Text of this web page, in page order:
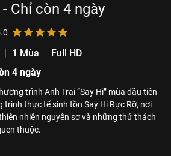
Chỉ còn 4 ngày
1 Mùa
Full HD
4 ngày
trình Anh Trai “Say Hi” mùa đầu tiên
trình thực tế sinh tồn Say Hi Rực Rỡ, nơi
nhiên nguyên sơ và những thử thách
thuộc.